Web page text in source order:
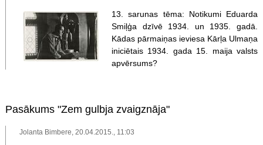
13. sarunas tēma: Notikumi Eduarda
Smiļģa dzīvē 1934. un 1935. gadā.
Kādas pārmaiņas ieviesa Kārļa Ulmaņa
iniciētais 1934. gada 15. maija valsts
apvērsums?
Pasākums "Zem gulbja zvaigznāja"
Jolanta Bimbere, 20.04.2015., 11:03